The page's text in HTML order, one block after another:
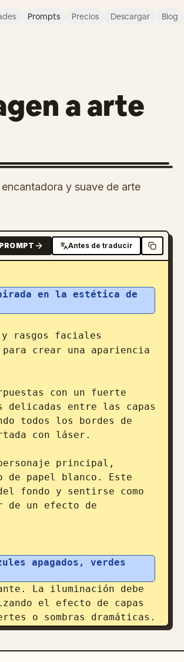
Prompts Precios Descargar Blog
a arte
y suave de arte
Antes de traducir
en la estética de
y rasgos faciales
crear una apariencia
con un fuerte
delicadas entre las capas
todos los bordes de
con láser.
principal,
de papel blanco. Este
fondo y sentirse como
de un efecto de
apagados, verdes
La iluminación debe
el efecto de capas
o sombras dramáticas.